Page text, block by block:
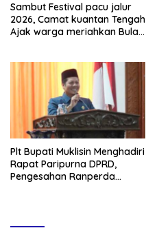
Sambut Festival pacu jalur
2026, Camat kuantan Tengah
Ajak warga meriahkan Bulan
Plt Bupati Muklisin Menghadiri
Rapat Paripurna DPRD,
Pengesahan Ranperda